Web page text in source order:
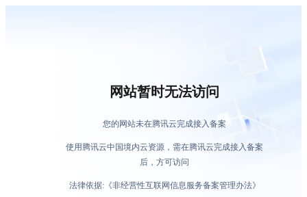
网站暂时无法访问
您的网站未在腾讯云完成接入备案
使用腾讯云中国境内云资源，需在腾讯云完成接入备案
后，方可访问
法律依据:《非经营性互联网信息服务备案管理办法》